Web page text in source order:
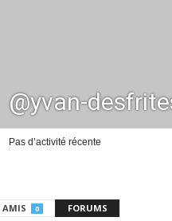
@yvan-
Pas d’activité récente
AMIS 0 FORUMS